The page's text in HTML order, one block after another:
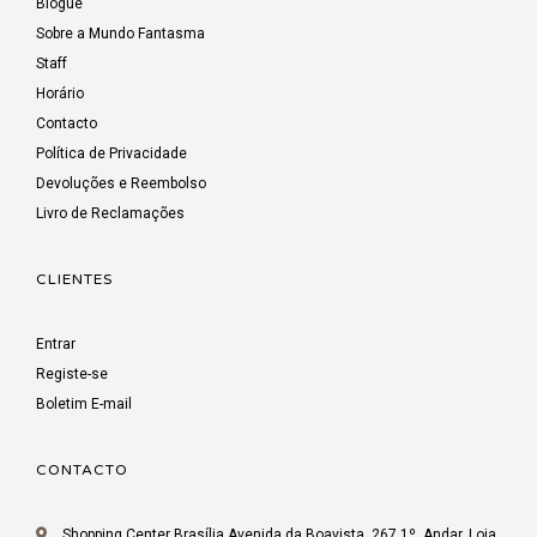
Sobre a Mundo Fantasma
Staff
Horário
Contacto
Política de Privacidade
Devoluções e Reembolso
Livro de Reclamações
CLIENTES
Entrar
Registe-se
Boletim E-mail
CONTACTO